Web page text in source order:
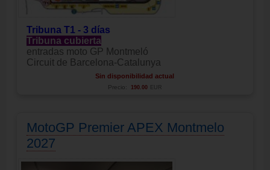
Tribuna T1 - 3 días
Tribuna cubierta
entradas moto GP Montmeló
Circuit de Barcelona-Catalunya
Sin disponibilidad actual
Precio: 190.00 EUR
MotoGP Premier APEX Montmelo
2027